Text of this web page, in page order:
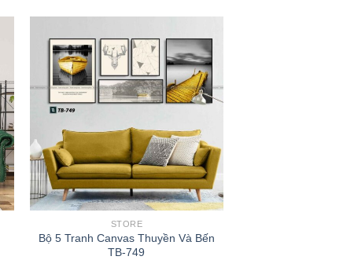
STORE
Bộ 5 Tranh Canvas Thuyền Và Bến
TB-749